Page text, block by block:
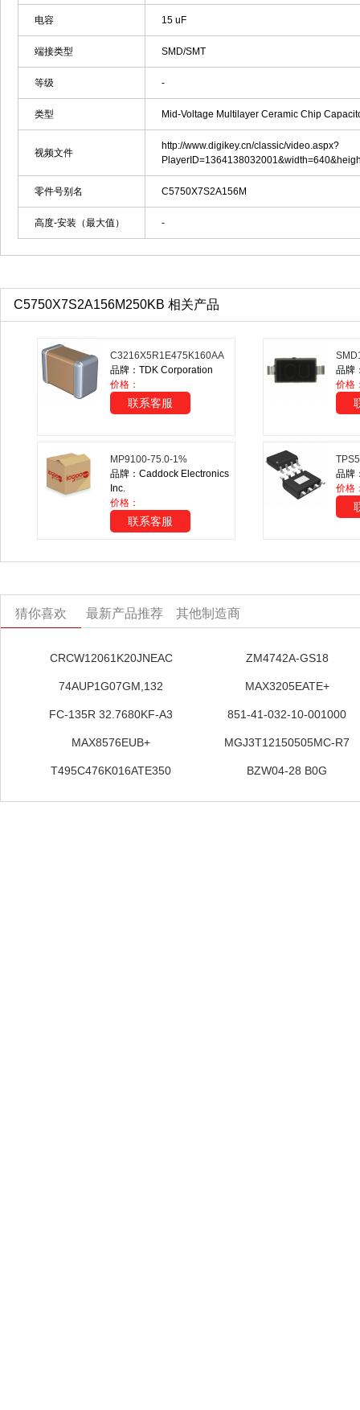
电容 15 uF
端接类型 SMD/SMT
等级 -
类型 Mid-Voltage Multilayer Ceramic Chip
视频文件
http://www.digikey.cn/classic/video.aspx?
零件号别名 C5750X7S2A156M
高度-安装（最大值） -
C5750X7S2A156M250KB 相关产品
C3216X5R1E475K160AA
品牌：TDK Corporation
价格：
联系客服
品牌
价格
MP9100-75.0-1%
品牌：Caddock Electronics
Inc.
价格：
联系客服
品牌
价格
猜你喜欢 最新产品推荐 其他制造商
CRCW12061K20JNEAC ZM4742A-GS18
74AUP1G07GM,132 MAX3205EATE+
FC-135R 32.7680KF-A3 851-41-032-10-001000
MAX8576EUB+ MGJ3T12150505MC-R7
T495C476K016ATE350 BZW04-28 B0G